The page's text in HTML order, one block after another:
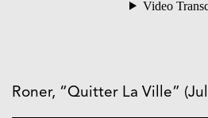
Roner, “Quitter La Ville”